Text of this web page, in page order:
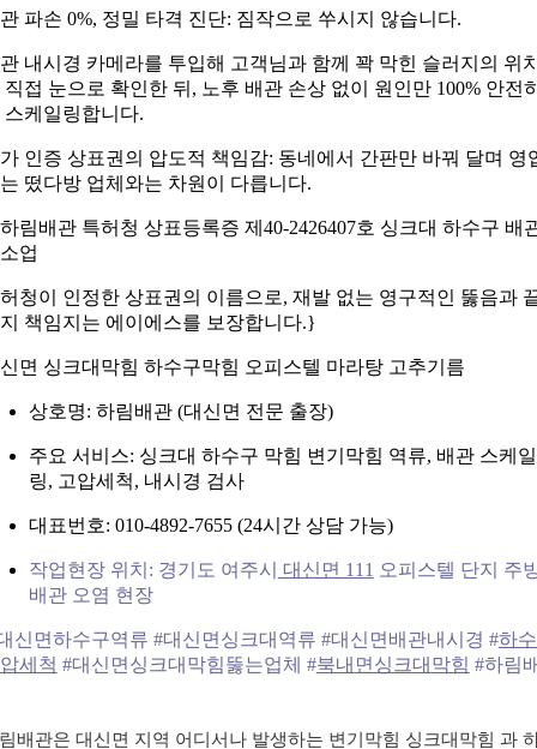
파손 0%, 정밀 타격 진단: 짐작으로 쑤시지 않습니다.
내시경 카메라를 투입해 고객님과 함께 꽉 막힌 슬러지의 위
직접 눈으로 확인한 뒤, 노후 배관 손상 없이 원인만 100% 안전
스케일링합니다.
인증 상표권의 압도적 책임감: 동네에서 간판만 바꿔 달며 영
떴다방 업체와는 차원이 다릅니다.
청이 인정한 상표권의 이름으로, 재발 없는 영구적인 뚫음과
책임지는 에이에스를 보장합니다.}
면 싱크대막힘 하수구막힘 오피스텔 마라탕 고추기름
상호명: 하림배관 (대신면 전문 출장)
주요 서비스: 싱크대 하수구 막힘 변기막힘 역류, 배관 스케일
링, 고압세척, 내시경 검사
대표번호: 010-4892-7655 (24시간 상담 가능)
작업현장 위치: 경기도 여주시 대신면 111 오피스텔 단지 주
배관 오염 현장
신면하수구역류 #대신면싱크대역류 #대신면배관내시경 #하
세척 #대신면싱크대막힘뚫는업체 #북내면싱크대막힘 #하림
배관은 대신면 지역 어디서나 발생하는 변기막힘 싱크대막힘 과